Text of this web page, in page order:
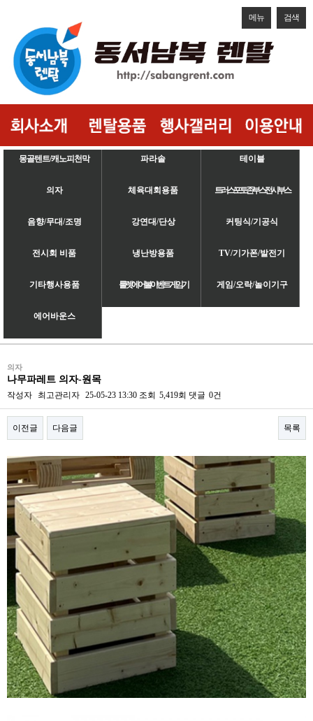
메뉴 검색
몽골텐트/캐노피천막 파라솔 테이블
의자 체육대회용품 트러스/포토존/부스/전시부스
음향/무대/조명 강연대/단상 커팅식/기공식
전시회 비품 냉난방용품 TV/기가폰/발전기
기타행사용품 룰렛/에어볼/이벤트게임기 게임/오락/놀이기구
에어바운스
의자
나무파레트 의자-원목
작성자 최고관리자 25-05-23 13:30 조회 5,419회 댓글 0건
이전글 다음글 목록
본문